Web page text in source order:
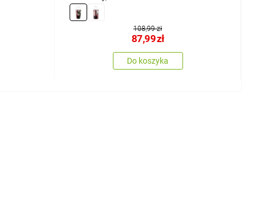
108,99 zł
87,99zł
Do koszyka